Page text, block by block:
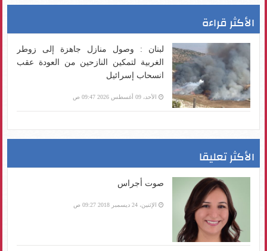
الأكثر قراءة
لبنان : وصول منازل جاهزة إلى زوطر
الغربية لتمكين النازحين من العودة عقب
انسحاب إسرائيل
الأحد، 09 أغسطس 2026 09:47 ص
الأكثر تعليقا
صوت أجراس
الإثنين، 24 ديسمبر 2018 09:27 ص